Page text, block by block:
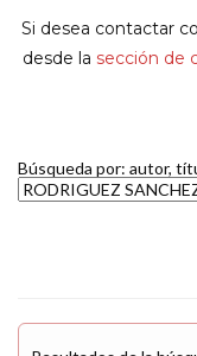
Si desea contactar
desde la sección de
Búsqueda por: autor,